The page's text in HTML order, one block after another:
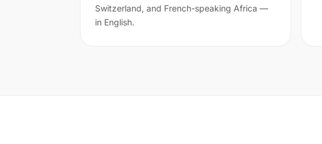
Switzerland, and French-speaking Africa —
in English.